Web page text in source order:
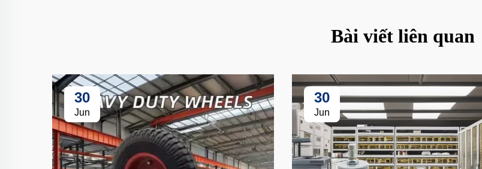
Bài viết liên quan
30
Jun
30
Jun